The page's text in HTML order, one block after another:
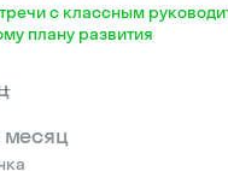
с классным
плану развития
месяц